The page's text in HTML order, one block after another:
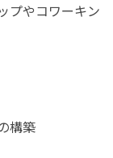
プやコワーキン
構築